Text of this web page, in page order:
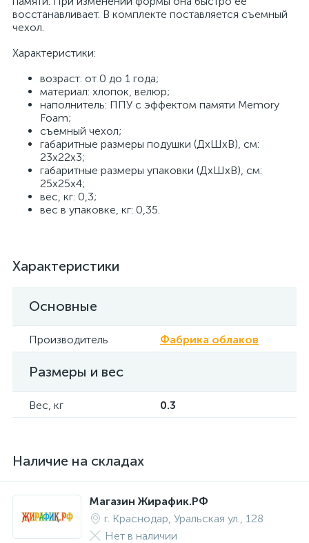
восстанавливает. В комплекте поставляется съемный
чехол.
Характеристики:
возраст: от 0 до 1 года;
материал: хлопок, велюр;
наполнитель: ППУ с эффектом памяти Memory
Foam;
съемный чехол;
габаритные размеры подушки (ДхШхВ), см:
23х22х3;
габаритные размеры упаковки (ДхШхВ), см:
25х25х4;
вес, кг: 0,3;
вес в упаковке, кг: 0,35.
Характеристики
Основные
Производитель Фабрика облаков
Размеры и вес
Вес, кг 0.3
Наличие на складах
Магазин Жирафик.РФ
г. Краснодар, Уральская ул., 128
Нет в наличии